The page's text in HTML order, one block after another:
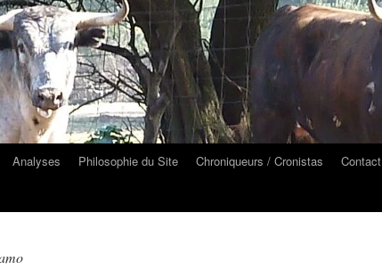
Analyses Philosophie du Site Chroniqueurs / Cronistas Contact